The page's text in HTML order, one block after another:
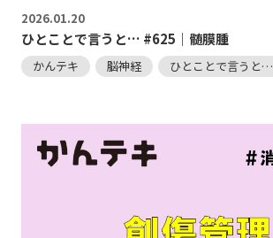
2026.01.20
ひとことで言うと… #625｜髄膜腫
かんテキ 脳神経 ひとことで言うと…